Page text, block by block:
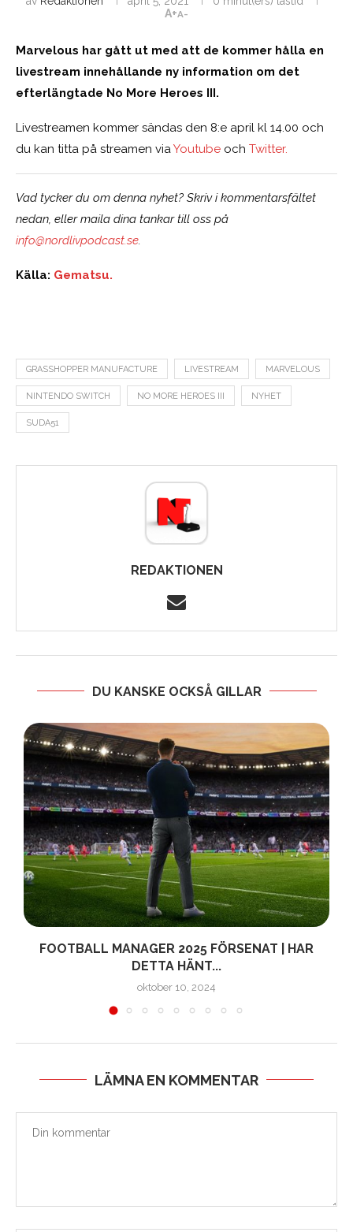
A+A-
Marvelous har gått ut med att de kommer hålla en
livestream innehållande ny information om det
efterlängtade No More Heroes III.
Livestreamen kommer sändas den 8:e april kl 14.00 och
du kan titta på streamen viaYoutube och Twitter.
Vad tycker du om denna nyhet? Skriv i kommentarsfältet
nedan, eller maila dina tankar till oss på
info@nordlivpodcast.se.
Källa: Gematsu.
GRASSHOPPER MANUFACTURE LIVESTREAM MARVELOUS
NINTENDO SWITCH NO MORE HEROES III NYHET
SUDA51
REDAKTIONEN
DU KANSKE OCKSÅ GILLAR
FOOTBALL MANAGER 2025 FÖRSENAT | HAR
DETTA HÄNT...
oktober 10, 2024
LÄMNA EN KOMMENTAR